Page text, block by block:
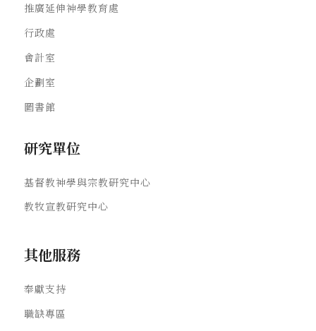
推廣延伸神學教育處
行政處
會計室
企劃室
圖書館
研究單位
基督教神學與宗教研究中心
教牧宣教研究中心
其他服務
奉獻支持
職缺專區